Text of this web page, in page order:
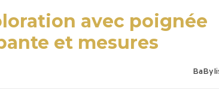
avec poignée
et mesures